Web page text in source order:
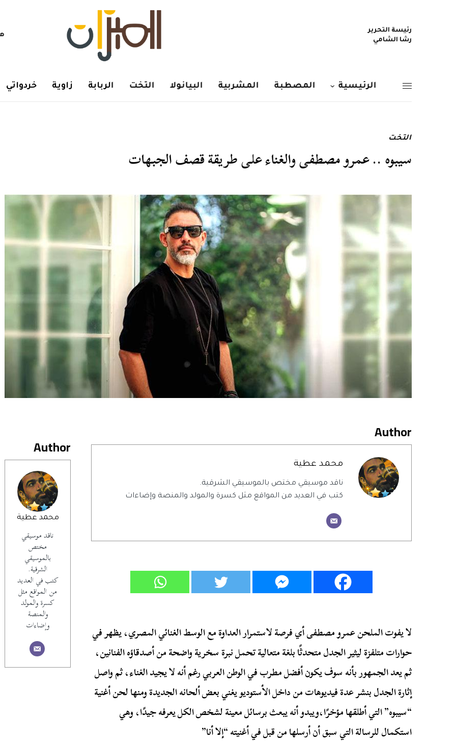
رئيسة التحرير
رشا الشامي
الرئيسية المصطبة المشربية البيانولا التخت الربابة زاوية خردواتي
التخت
سيبوه .. عمرو مصطفى والغناء على طريقة قصف الجبهات
Author
محمد عطية
ناقد موسيقي
مختص
بالموسيقي
الشرقية.
كتب في العديد
من المواقع مثل
كسرة والمولد
والمنصة
وإضاءات
Author
محمد عطية
ناقد موسيقي مختص بالموسيقي الشرقية.
كتب في العديد من المواقع مثل كسرة والمولد والمنصة وإضاءات
لا يفوت الملحن عمرو مصطفى أي فرصة لاستمرار العداوة مع الوسط الغنائي المصري، يظهر في
حوارات متلفزة ليثير الجدل متحدثًا بلغة متعالية تحمل نبرة سخرية واضحة من أصدقاؤه الفنانين،
ثم يعد الجمهور بأنه سوف يكون أفضل مطرب في الوطن العربي رغم أنه لا يجيد الغناء، ثم واصل
إثارة الجدل بنشر عدة فيديوهات من داخل الأستوديو يغني بعض ألحانه الجديدة ومنها لحن أغنية
“سيبوه” التي أطلقها مؤخرًا،ويبدو أنه يبعث برسائل معينة لشخص الكل يعرفه جيدًا، وهي
استكمال للرسالة التي سبق أن أرسلها من قبل في أغنيته “إلا أنا”